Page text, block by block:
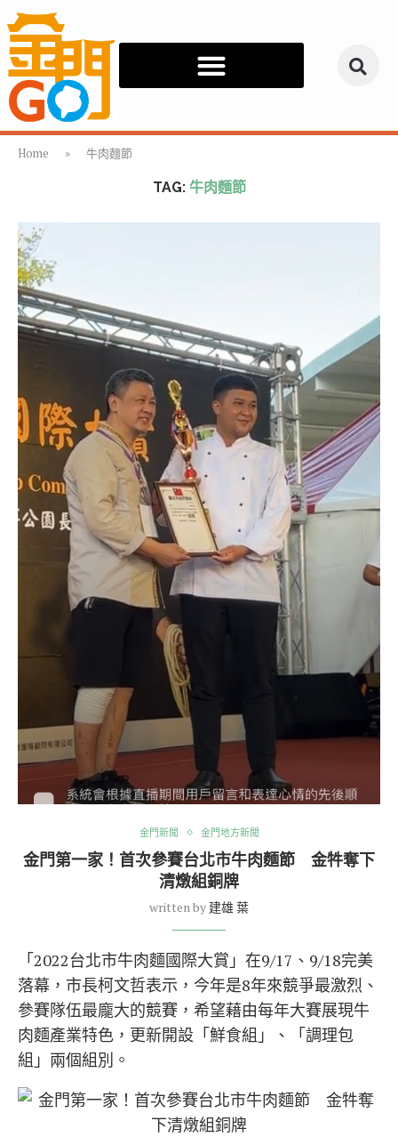
Home » 牛肉麵節
TAG: 牛肉麵節
金門新聞 金門地方新聞
金門第一家！首次參賽台北市牛肉麵節 金牪奪下
清燉組銅牌
written by 建雄 葉
「2022台北市牛肉麵國際大賞」在9/17、9/18完美
落幕，市長柯文哲表示，今年是8年來競爭最激烈、
參賽隊伍最龐大的競賽，希望藉由每年大賽展現牛
肉麵產業特色，更新開設「鮮食組」、「調理包
組」兩個組別。